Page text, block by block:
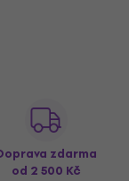
zdarma
od 2 500 Kč